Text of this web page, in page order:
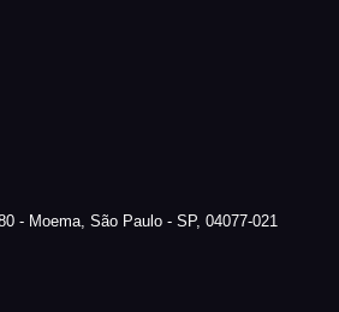
- Moema, São Paulo - SP, 04077-021